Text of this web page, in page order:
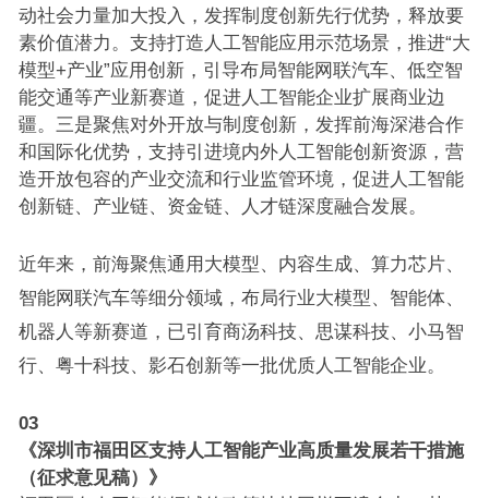
动社会力量加大投入，发挥制度创新先行优势，释放要
素价值潜力。支持打造人工智能应用示范场景，推进“大
模型+产业”应用创新，引导布局智能网联汽车、低空智
能交通等产业新赛道，促进人工智能企业扩展商业边
疆。三是聚焦对外开放与制度创新，发挥前海深港合作
和国际化优势，支持引进境内外人工智能创新资源，营
造开放包容的产业交流和行业监管环境，促进人工智能
创新链、产业链、资金链、人才链深度融合发展。
近年来，前海聚焦通用大模型、内容生成、算力芯片、
智能网联汽车等细分领域，布局行业大模型、智能体、
机器人等新赛道，已引育商汤科技、思谋科技、小马智
行、粤十科技、影石创新等一批优质人工智能企业。
03
《深圳市福田区支持人工智能产业高质量发展若干措施
（征求意见稿）》